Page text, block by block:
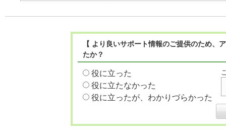
【 より良いサポート情報のご提供のため
たか？
役に立った
役に立たなかった
役に立ったが、わかりづらかった